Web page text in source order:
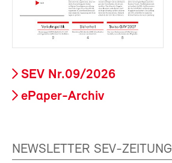
SEV Nr.09/2026
ePaper-Archiv
NEWSLETTER SEV-ZEITUNG